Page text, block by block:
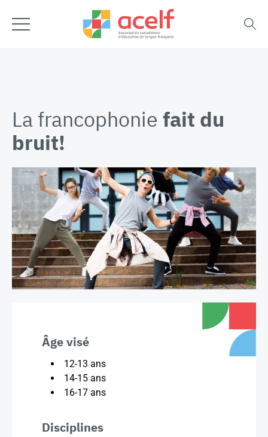
La francophonie fait du
bruit!
Âge visé
12-13 ans
14-15 ans
16-17 ans
Disciplines